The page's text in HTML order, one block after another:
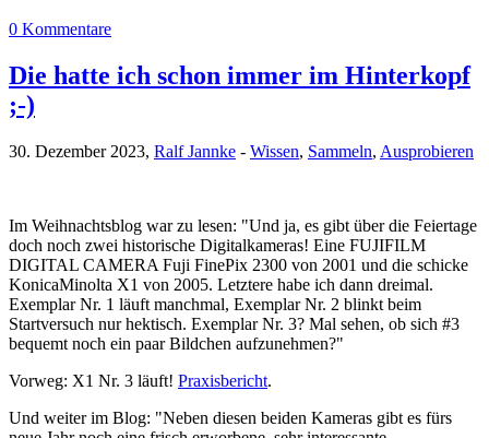
0 Kommentare
Die hatte ich schon immer im Hinterkopf
;-)
30. Dezember 2023, Ralf Jannke - Wissen, Sammeln, Ausprobieren
Im Weihnachtsblog war zu lesen: "Und ja, es gibt über die Feiertage
doch noch zwei historische Digitalkameras! Eine FUJIFILM
DIGITAL CAMERA Fuji FinePix 2300 von 2001 und die schicke
KonicaMinolta X1 von 2005. Letztere habe ich dann dreimal.
Exemplar Nr. 1 läuft manchmal, Exemplar Nr. 2 blinkt beim
Startversuch nur hektisch. Exemplar Nr. 3? Mal sehen, ob sich #3
bequemt noch ein paar Bildchen aufzunehmen?"
Vorweg: X1 Nr. 3 läuft! Praxisbericht.
Und weiter im Blog: "Neben diesen beiden Kameras gibt es fürs